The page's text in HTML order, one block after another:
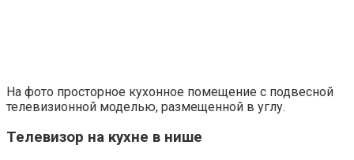
На фото просторное кухонное помещение с подвесной
телевизионной моделью, размещенной в углу.
Телевизор на кухне в нише